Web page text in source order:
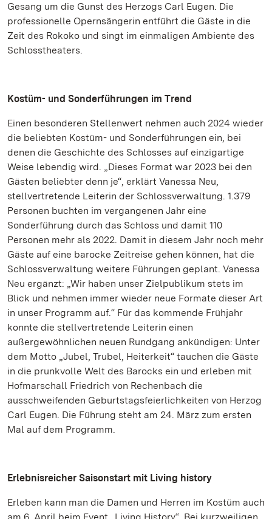
Gesang um die Gunst des Herzogs Carl Eugen. Die
professionelle Opernsängerin entführt die Gäste in die
Zeit des Rokoko und singt im einmaligen Ambiente des
Schlosstheaters.
Kostüm- und Sonderführungen im Trend
Einen besonderen Stellenwert nehmen auch 2024 wieder
die beliebten Kostüm- und Sonderführungen ein, bei
denen die Geschichte des Schlosses auf einzigartige
Weise lebendig wird. „Dieses Format war 2023 bei den
Gästen beliebter denn je“, erklärt Vanessa Neu,
stellvertretende Leiterin der Schlossverwaltung. 1.379
Personen buchten im vergangenen Jahr eine
Sonderführung durch das Schloss und damit 110
Personen mehr als 2022. Damit in diesem Jahr noch mehr
Gäste auf eine barocke Zeitreise gehen können, hat die
Schlossverwaltung weitere Führungen geplant. Vanessa
Neu ergänzt: „Wir haben unser Zielpublikum stets im
Blick und nehmen immer wieder neue Formate dieser Art
in unser Programm auf.“ Für das kommende Frühjahr
konnte die stellvertretende Leiterin einen
außergewöhnlichen neuen Rundgang ankündigen: Unter
dem Motto „Jubel, Trubel, Heiterkeit“ tauchen die Gäste
in die prunkvolle Welt des Barocks ein und erleben mit
Hofmarschall Friedrich von Rechenbach die
ausschweifenden Geburtstagsfeierlichkeiten von Herzog
Carl Eugen. Die Führung steht am 24. März zum ersten
Mal auf dem Programm.
Erlebnisreicher Saisonstart mit Living history
Erleben kann man die Damen und Herren im Kostüm auch